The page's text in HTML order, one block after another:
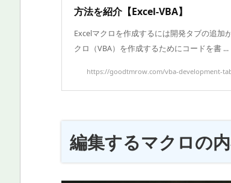
方法を紹介【Excel-VBA】
Excelマクロを作成するには開発タブの追加
クロ（VBA）を作成するためにコードを書 ...
https://goodtmrow.com/vba-development-
編集するマクロの